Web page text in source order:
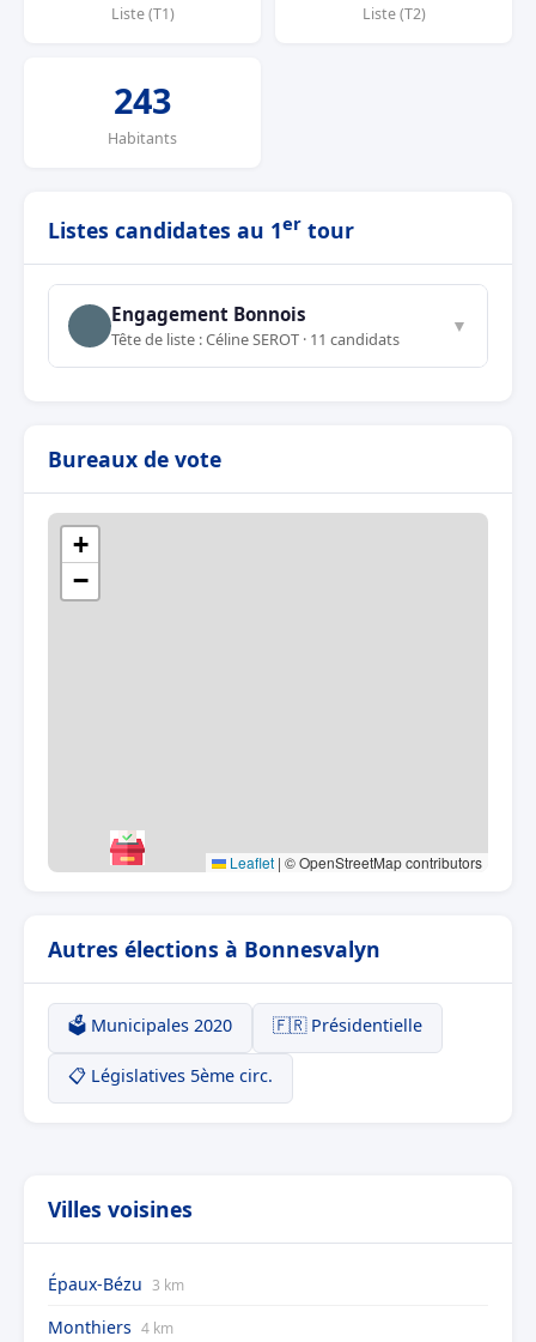
Liste (T1) Liste (T2)
243
Habitants
Listes candidates au 1er tour
Engagement Bonnois
Tête de liste : Céline SEROT · 11 candidats
▼
Bureaux de vote
+
−
Leaflet | © OpenStreetMap contributors
Autres élections à Bonnesvalyn
🗳️ Municipales 2020 🇫🇷 Présidentielle
📋 Législatives 5ème circ.
Villes voisines
Épaux-Bézu 3 km
Monthiers 4 km